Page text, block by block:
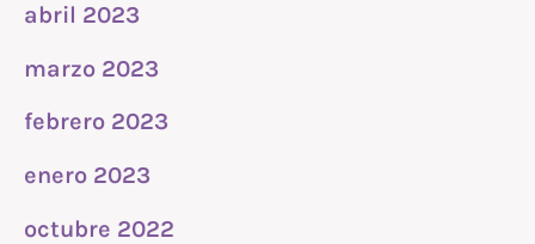
abril 2023
marzo 2023
febrero 2023
enero 2023
octubre 2022